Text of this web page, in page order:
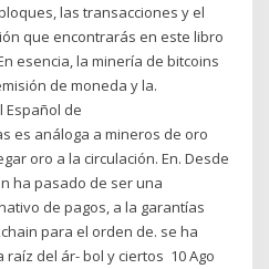
las transacciones y el
que encontrarás en este libro
esencia, la minería de bitcoins
de moneda y la.
Español de
es análoga a mineros de oro
oro a la circulación. En. Desde
ha pasado de ser una
de pagos, a la garantías
para el orden de. se ha
del ár- bol y ciertos 10 Ago